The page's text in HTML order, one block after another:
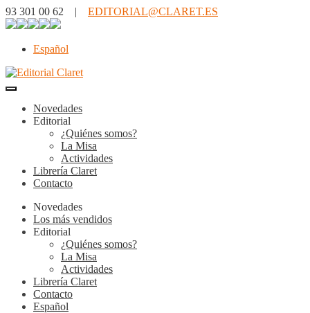
93 301 00 62 | EDITORIAL@CLARET.ES
Español
Novedades
Editorial
¿Quiénes somos?
La Misa
Actividades
Librería Claret
Contacto
Novedades
Los más vendidos
Editorial
¿Quiénes somos?
La Misa
Actividades
Librería Claret
Contacto
Español